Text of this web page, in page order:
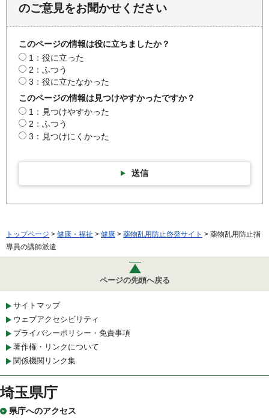
のご意見をお聞かせください
このページの情報は役に立ちましたか？
1：役に立った
2：ふつう
3：役に立たなかった
このページの情報は見つけやすかったですか？
1：見つけやすかった
2：ふつう
3：見つけにくかった
送信
トップページ > 健康・福祉 > 健康 > 薬物乱用防止啓発サイト > 薬物乱用防止指
導員の講師派遣
ページの先頭へ戻る
サイトマップ
ウェブアクセシビリティ
プライバシーポリシー・免責事項
著作権・リンクについて
関係機関リンク集
埼玉県庁
県庁へのアクセス